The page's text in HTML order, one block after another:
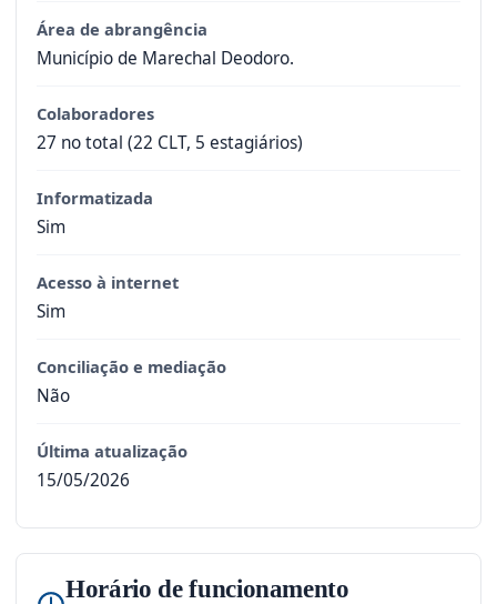
Área de abrangência
Município de Marechal Deodoro.
Colaboradores
27 no total (22 CLT, 5 estagiários)
Informatizada
Sim
Acesso à internet
Sim
Conciliação e mediação
Não
Última atualização
15/05/2026
Horário de funcionamento